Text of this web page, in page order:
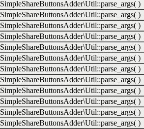
SimpleShareButtonsAdder\Util::parse_args( )
SimpleShareButtonsAdder\Util::parse_args( )
SimpleShareButtonsAdder\Util::parse_args( )
SimpleShareButtonsAdder\Util::parse_args( )
SimpleShareButtonsAdder\Util::parse_args( )
SimpleShareButtonsAdder\Util::parse_args( )
SimpleShareButtonsAdder\Util::parse_args( )
SimpleShareButtonsAdder\Util::parse_args( )
SimpleShareButtonsAdder\Util::parse_args( )
SimpleShareButtonsAdder\Util::parse_args( )
SimpleShareButtonsAdder\Util::parse_args( )
SimpleShareButtonsAdder\Util::parse_args( )